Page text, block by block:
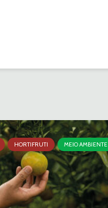
HORTIFRUTI MEIO AMBIENTE